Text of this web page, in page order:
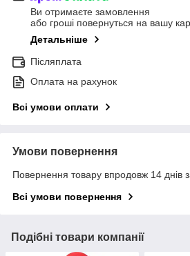
Ви отримаєте замовлення
або гроші повернуться на вашу
Детальніше
Післяплата
Оплата на рахунок
Всі умови оплати
Умови повернення
Повернення товару впродовж 14 днів
Всі умови повернення
Подібні товари компанії